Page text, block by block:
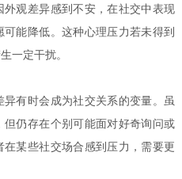
观差异感到不安，在社交中表现
能降低。这种心理压力若未得到
一定干扰。
有时会成为社交关系的变量。虽
仍存在个别可能面对好奇询问或
某些社交场合感到压力，需要更